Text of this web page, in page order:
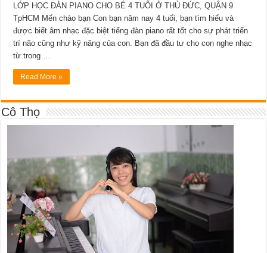
LỚP HỌC ĐÀN PIANO CHO BÉ 4 TUỔI Ở THỦ ĐỨC, QUẬN 9
TpHCM Mến chào bạn Con bạn năm nay 4 tuổi, bạn tìm hiểu và
được biết âm nhạc đặc biệt tiếng đàn piano rất tốt cho sự phát triển
trí não cũng như kỹ năng của con. Bạn đã đầu tư cho con nghe nhạc
từ trong …
Read More »
Cô Thọ